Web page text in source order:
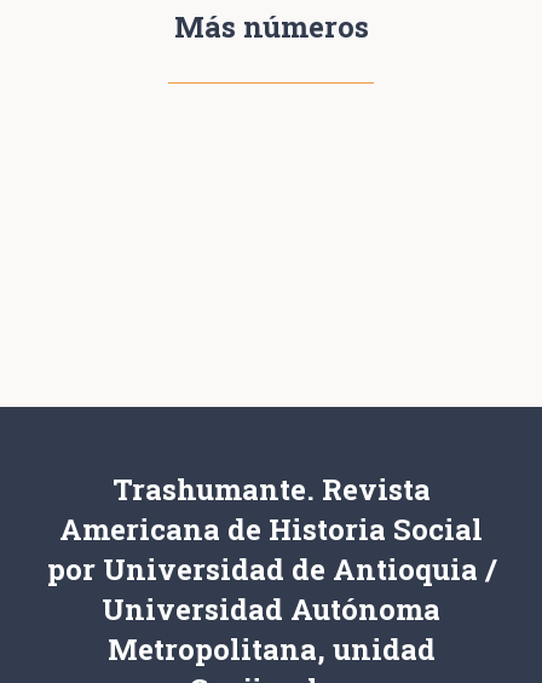
Más números
Trashumante. Revista
Americana de Historia Social
por Universidad de Antioquia /
Universidad Autónoma
Metropolitana, unidad